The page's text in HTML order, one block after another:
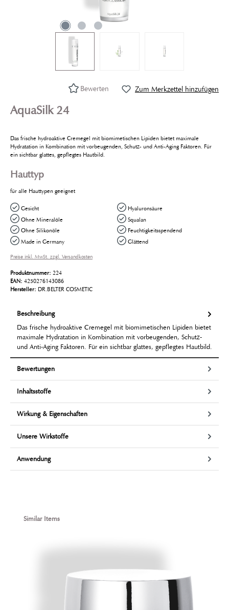
Zum Merkzettel hinzufügen
Bewerten
AquaSilk 24
Das frische hydroaktive Cremegel mit biomimetischen Lipiden bietet maximale
Hydratation in Kombination mit vorbeugenden, Schutz- und Anti-Aging Faktoren. Für
ein sichtbar glattes, gepflegtes Hautbild.
Hauttyp
für alle Hauttypen geeignet
Gesicht
Ohne Mineralöle
Ohne Silikonöle
Made in Germany
Hyaluronsäure
Squalan
Feuchtigkeitsspendend
Glättend
Preise inkl. MwSt. zzgl. Versandkosten
Produktnummer: 224
EAN: 4250276143086
Hersteller: DR.BELTER COSMETIC
Beschreibung
Das frische hydroaktive Cremegel mit biomimetischen Lipiden bietet
maximale Hydratation in Kombination mit vorbeugenden, Schutz-
und Anti-Aging Faktoren. Für ein sichtbar glattes, gepflegtes Hautbild.
Bewertungen
Inhaltsstoffe
Wirkung & Eigenschaften
Unsere Wirkstoffe
Anwendung
Produktgalerie überspringen
Similar Items